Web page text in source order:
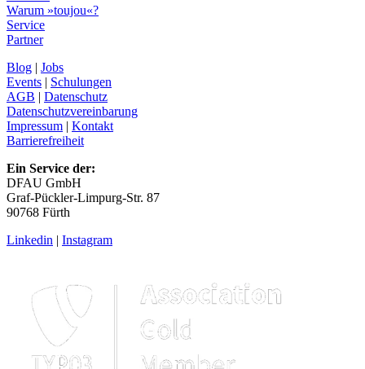
Warum »toujou«?
Service
Partner
Blog | Jobs
Events | Schulungen
AGB | Datenschutz
Datenschutzvereinbarung
Impressum | Kontakt
Barrierefreiheit
Ein Service der:
DFAU GmbH
Graf-Pückler-Limpurg-Str. 87
90768 Fürth
Linkedin | Instagram